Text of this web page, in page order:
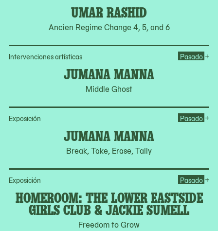
UMAR RASHID
Ancien Regime Change 4, 5, and 6
Intervenciones artísticas
JUMANA MANNA
Middle Ghost
Pasado +
Exposición
JUMANA MANNA
Break, Take, Erase, Tally
Pasado +
Exposición
HOMEROOM: THE LOWER EASTSIDE
GIRLS CLUB & JACKIE SUMELL
Freedom to Grow
Pasado +